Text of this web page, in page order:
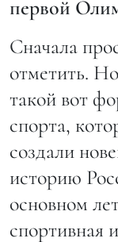
первой
Сначала
отметить.
такой вот
спорта,
создали
историю
основном
спортивная